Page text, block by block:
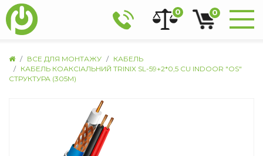
0 0
ВСЕ ДЛЯ МОНТАЖУ
КАБЕЛЬ
КАБЕЛЬ КОАКСІАЛЬНИЙ TRINIX SL-59+2*0,5 CU INDOOR "ОS"
СТРУКТУРА (305М)